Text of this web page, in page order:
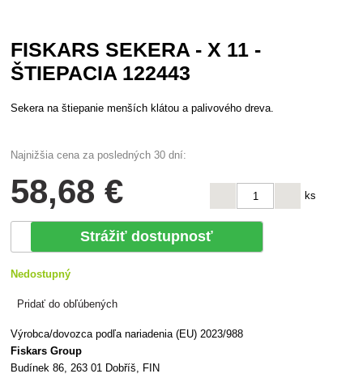
FISKARS SEKERA - X 11 -
ŠTIEPACIA 122443
Sekera na štiepanie menších klátou a palivového dreva.
Najnižšia cena za posledných 30 dní:
58,68 € ks
Strážiť dostupnosť
Nedostupný
Pridať do obľúbených
Výrobca/dovozca podľa nariadenia (EU) 2023/988
Fiskars Group
Budínek 86, 263 01 Dobříš, FIN